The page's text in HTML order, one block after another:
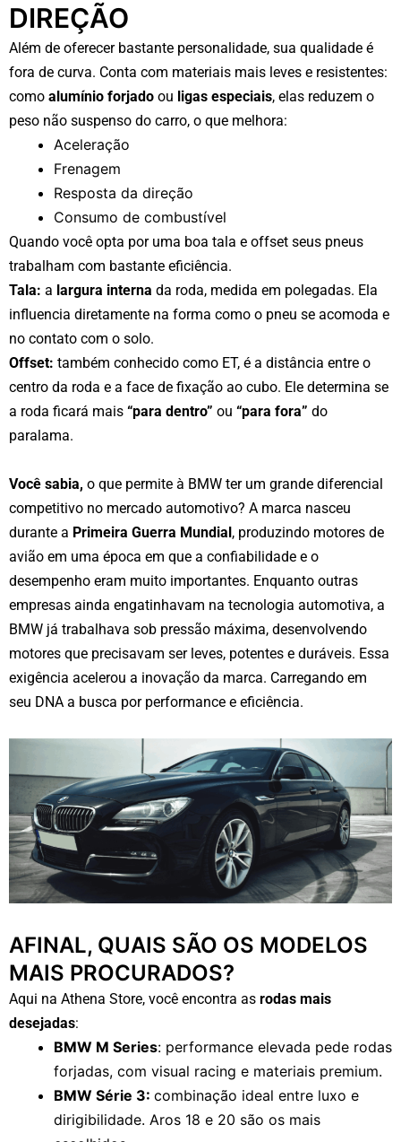
DIREÇÃO
Além de oferecer bastante personalidade, sua qualidade é
fora de curva. Conta com materiais mais leves e resistentes:
como alumínio forjado ou ligas especiais, elas reduzem o
peso não suspenso do carro, o que melhora:
Aceleração
Frenagem
Resposta da direção
Consumo de combustível
Quando você opta por uma boa tala e offset seus pneus
trabalham com bastante eficiência.
Tala: a largura interna da roda, medida em polegadas. Ela
influencia diretamente na forma como o pneu se acomoda e
no contato com o solo.
Offset: também conhecido como ET, é a distância entre o
centro da roda e a face de fixação ao cubo. Ele determina se
a roda ficará mais “para dentro” ou “para fora” do
paralama.
Você sabia, o que permite à BMW ter um grande diferencial
competitivo no mercado automotivo? A marca nasceu
durante a Primeira Guerra Mundial, produzindo motores de
avião em uma época em que a confiabilidade e o
desempenho eram muito importantes. Enquanto outras
empresas ainda engatinhavam na tecnologia automotiva, a
BMW já trabalhava sob pressão máxima, desenvolvendo
motores que precisavam ser leves, potentes e duráveis. Essa
exigência acelerou a inovação da marca. Carregando em
seu DNA a busca por performance e eficiência.
AFINAL, QUAIS SÃO OS MODELOS
MAIS PROCURADOS?
Aqui na Athena Store, você encontra as rodas mais
desejadas:
BMW M Series: performance elevada pede rodas
forjadas, com visual racing e materiais premium.
BMW Série 3: combinação ideal entre luxo e
dirigibilidade. Aros 18 e 20 são os mais